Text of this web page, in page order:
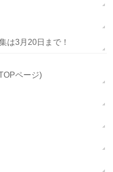
は3月20日まで！
ページ)